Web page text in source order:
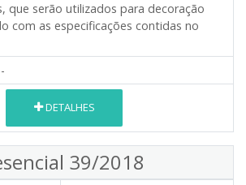
que serão utilizados para decoração
com as especificações contidas no
DETALHES
39/2018